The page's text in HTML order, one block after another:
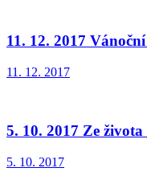
11. 12. 2017
11. 12. 2017
5. 10. 2017 Ze
5. 10. 2017